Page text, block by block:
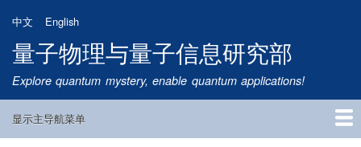
到
主
要
内
中文 English
量子物理与量子信息研究部
Explore quantum mystery, enable quantum applications!
Main
显示主导航菜单